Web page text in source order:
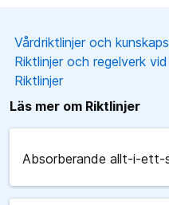
Vårdriktlinjer och
Riktlinjer och regelverk
Riktlinjer
Läs mer om Riktlinjer
Absorberande allt-i-ett-